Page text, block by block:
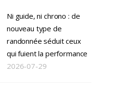
Ni guide, ni chrono : de
nouveau type de
randonnée séduit ceux
qui fuient la performance
2026-07-29